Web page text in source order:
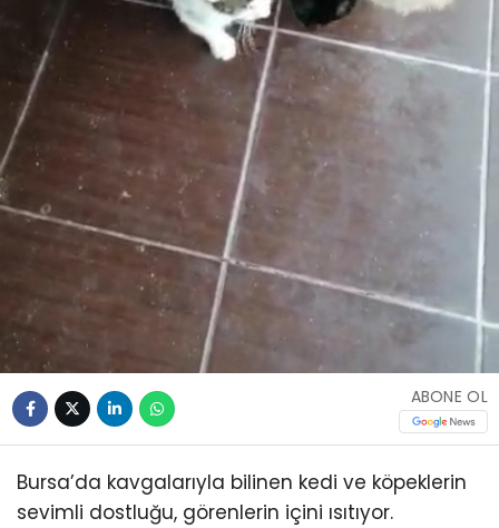
ABONE OL
Bursa’da kavgalarıyla bilinen kedi ve köpeklerin
sevimli dostluğu, görenlerin içini ısıtıyor.